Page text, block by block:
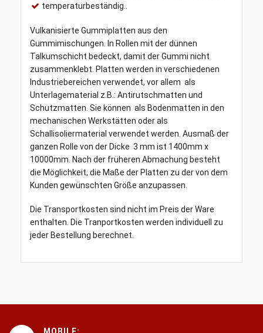
temperaturbeständig..
Vulkanisierte Gummiplatten aus den
Gummimischungen. In Rollen mit der dünnen
Talkumschicht bedeckt, damit der Gummi nicht
zusammenklebt. Platten werden in verschiedenen
Industriebereichen verwendet, vor allem als
Unterlagematerial z.B.: Antirutschmatten und
Schutzmatten. Sie können als Bodenmatten in den
mechanischen Werkstätten oder als
Schallisoliermaterial verwendet werden. Ausmaß der
ganzen Rolle von der Dicke 3 mm ist 1400mm x
10000mm. Nach der früheren Abmachung besteht
die Möglichkeit, die Maße der Platten zu der von dem
Kunden gewünschten Größe anzupassen.
Die Transportkosten sind nicht im Preis der Ware
enthalten. Die Tranportkosten werden individuell zu
jeder Bestellung berechnet.